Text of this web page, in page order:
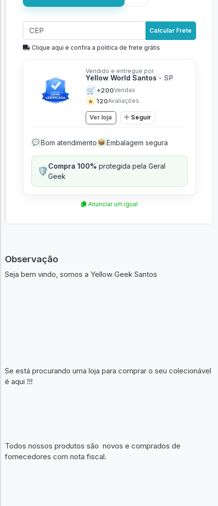
Calcular Frete
Clique aqui e confira a politíca de frete grátis
Vendido e entregue por
Yellow World Santos - SP
🛒 +200Vendas
★ 120Avaliações
Ver loja Seguir
💬 Bom atendimento 📦 Embalagem segura
🛡️Compra 100% protegida pela Geral
Geek
Anunciar um igual
Observação
Seja bem vindo, somos a Yellow Geek Santos
Se está procurando uma loja para comprar o seu colecionável
é aqui !!!
Todos nossos produtos são novos e comprados de
fornecedores com nota fiscal.